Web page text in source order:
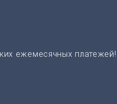
ежемесячных платежей!